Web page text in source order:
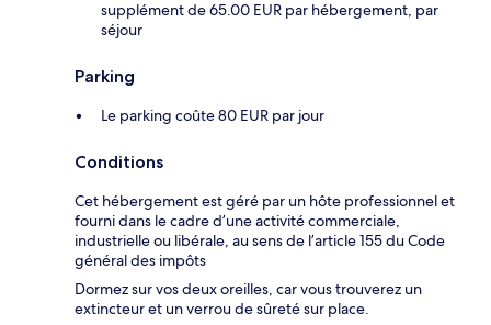
supplément de 65.00 EUR par hébergement, par
séjour
Parking
Le parking coûte 80 EUR par jour
Conditions
Cet hébergement est géré par un hôte professionnel et
fourni dans le cadre d’une activité commerciale,
industrielle ou libérale, au sens de l’article 155 du Code
général des impôts
Dormez sur vos deux oreilles, car vous trouverez un
extincteur et un verrou de sûreté sur place.